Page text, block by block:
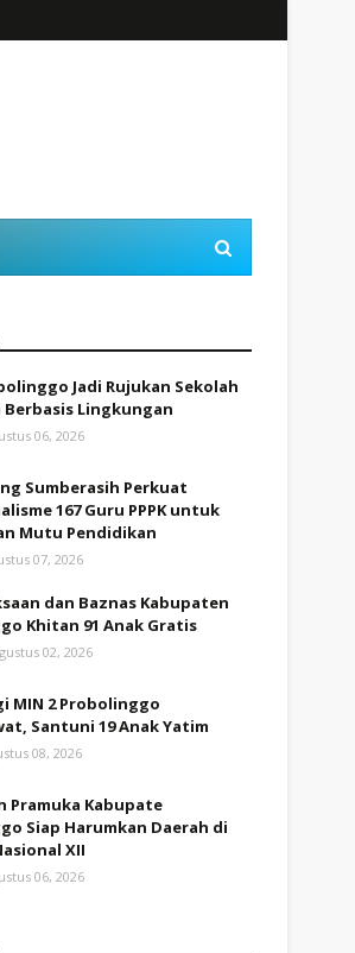
Jadi Rujukan Sekolah
Lingkungan
06, 2026
Sumberasih Perkuat
167 Guru PPPK untuk
Mutu Pendidikan
07, 2026
dan Baznas Kabupaten
Khitan 91 Anak Gratis
02, 2026
MIN 2 Probolinggo
Santuni 19 Anak Yatim
08, 2026
Pramuka Kabupate
Siap Harumkan Daerah di
XII
06, 2026